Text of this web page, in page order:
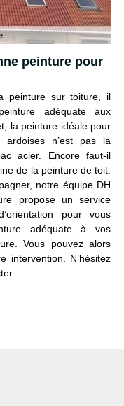
peinture pour
peinture sur toiture, il
adéquate aux
la peinture idéale pour
n’est pas la
acier. Encore faut-il
de la peinture de toit.
notre équipe DH
propose un service
pour vous
adéquate à vos
Vous pouvez alors
intervention. N’hésitez